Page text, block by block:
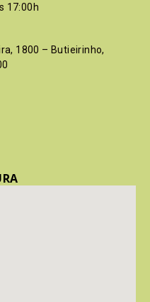
17:00h
1800 – Butieirinho,